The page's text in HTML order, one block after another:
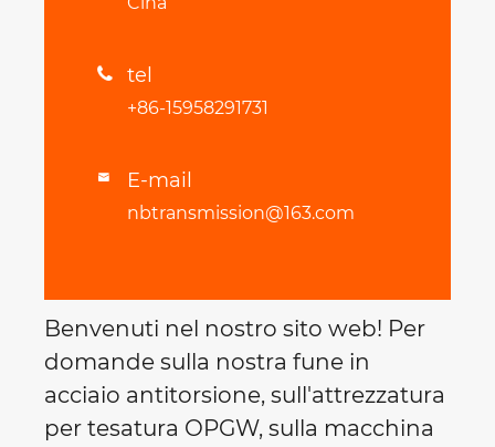
 tel
+86-15958291731
 E-mail
nbtransmission@163.com
Benvenuti nel nostro sito web! Per
domande sulla nostra fune in
acciaio antitorsione, sull'attrezzatura
per tesatura OPGW, sulla macchina